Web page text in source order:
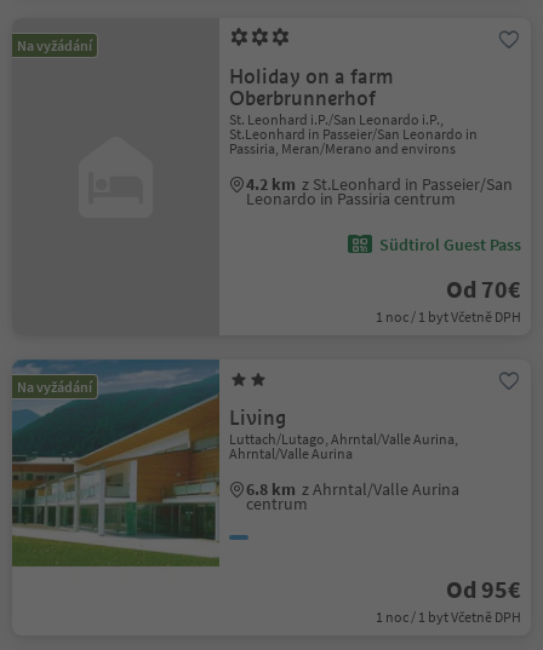
Na vyžádání
Holiday on a farm
Oberbrunnerhof
St. Leonhard i.P./San Leonardo i.P.,
St.Leonhard in Passeier/San Leonardo in
Passiria, Meran/Merano and environs
4.2 km z St.Leonhard in Passeier/San
Leonardo in Passiria centrum
Südtirol Guest Pass
Od 70€
1 noc / 1 byt Včetně DPH
Na vyžádání
Living
Luttach/Lutago, Ahrntal/Valle Aurina,
Ahrntal/Valle Aurina
6.8 km z Ahrntal/Valle Aurina
centrum
Od 95€
1 noc / 1 byt Včetně DPH